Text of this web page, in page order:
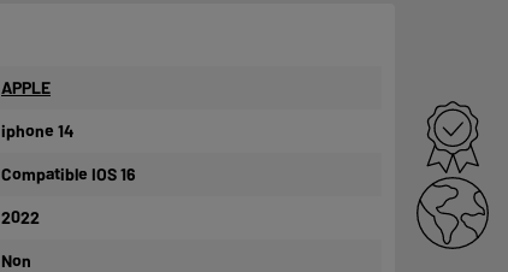
APPLE
iphone 14
Compatible IOS 16
2022
Non